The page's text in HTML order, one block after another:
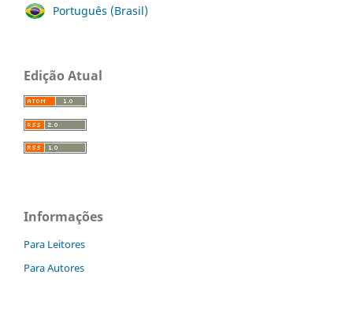
Português (Brasil)
Edição Atual
Informações
Para Leitores
Para Autores